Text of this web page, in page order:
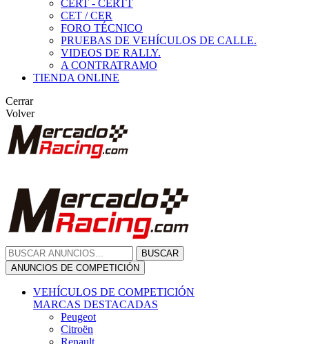
CERT - CERTT
CET / CER
FORO TÉCNICO
PRUEBAS DE VEHÍCULOS DE CALLE.
VIDEOS DE RALLY.
A CONTRATRAMO
TIENDA ONLINE
Cerrar
Volver
BUSCAR
ANUNCIOS DE COMPETICIÓN
VEHÍCULOS DE COMPETICIÓN
MARCAS DESTACADAS
Peugeot
Citroën
Renault
Bmw